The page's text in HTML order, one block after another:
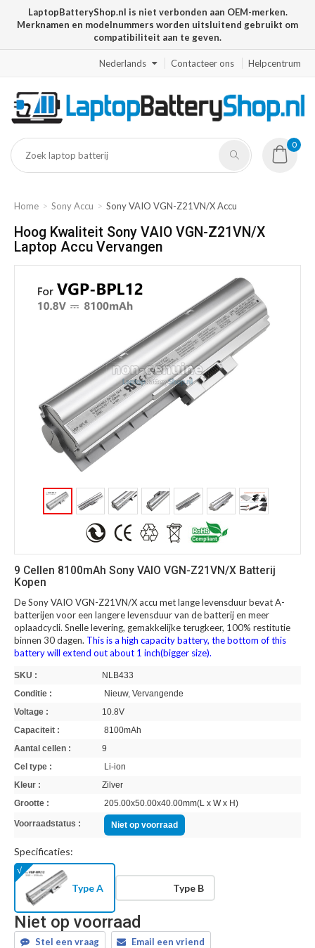
LaptopBatteryShop.nl is niet verbonden aan OEM-merken.
Merknamen en modelnummers worden uitsluitend gebruikt om
compatibiliteit aan te geven.
Nederlands Contacteer ons Helpcentrum
0
Home Sony Accu Sony VAIO VGN-Z21VN/X Accu
Hoog Kwaliteit Sony VAIO VGN-Z21VN/X
Laptop Accu Vervangen
9 Cellen 8100mAh Sony VAIO VGN-Z21VN/X Batterij
Kopen
De Sony VAIO VGN-Z21VN/X accu met lange levensduur bevat A-
batterijen voor een langere levensduur van de batterij en meer
oplaadcycli. Snelle levering, gemakkelijke terugkeer, 100% restitutie
binnen 30 dagen. This is a high capacity battery, the bottom of this
battery will extend out about 1 inch(bigger size).
SKU :
NLB433
Conditie :
Nieuw, Vervangende
Voltage :
10.8V
Capaciteit :
8100mAh
Aantal cellen :
9
Cel type :
Li-ion
Kleur :
Zilver
Grootte :
205.00x50.00x40.00mm(L x W x H)
Voorraadstatus : Niet op voorraad
Specificaties:
Type A Type B
Niet op voorraad
Stel een vraag Email een vriend